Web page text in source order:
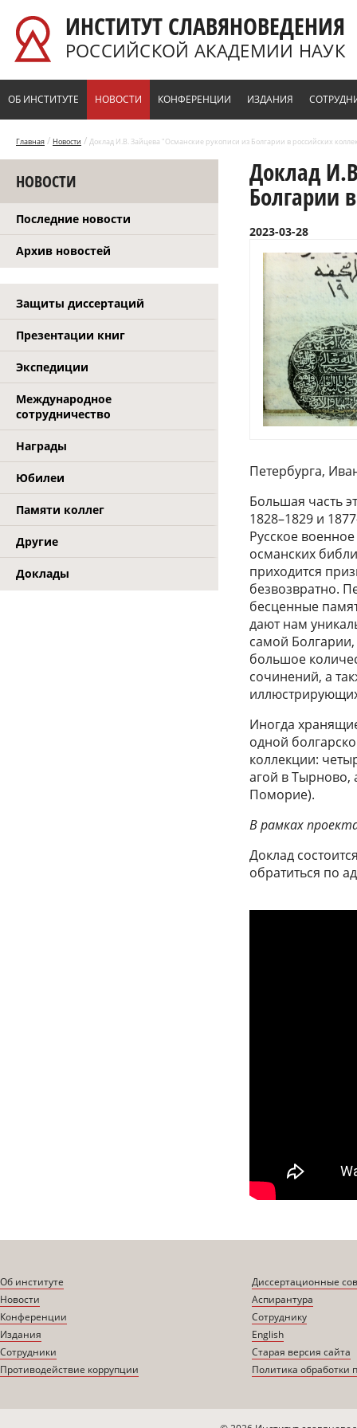
ИНСТИТУТ СЛАВЯНОВЕДЕНИЯ
РОССИЙСКОЙ АКАДЕМИИ НАУК
ОБ ИНСТИТУТЕ НОВОСТИ КОНФЕРЕНЦИИ ИЗДАНИЯ
Главная / Новости / Доклад И.В. Зайцева "Османские рукописи из Болгарии в российских
НОВОСТИ
Последние новости
Архив новостей
Защиты диссертаций
Презентации книг
Экспедиции
Международное
сотрудничество
Награды
Юбилеи
Памяти коллег
Другие
Доклады
Доклад
Болгарии
2023-03-28
Петербурга,
Большая часть
1828–1829 и
Русское
османских
приходится
безвозвратно.
бесценные
дают нам
самой Болгарии,
большое
сочинений, а
Иногда
одной
коллекции:
агой в Тырново,
Поморие).
В рамках
Доклад
обратиться по
Об институте
Новости
Конференции
Издания
Сотрудники
Противодействие коррупции
Диссертационные
Аспирантура
Сотруднику
English
Старая версия сайта
Политика обработки